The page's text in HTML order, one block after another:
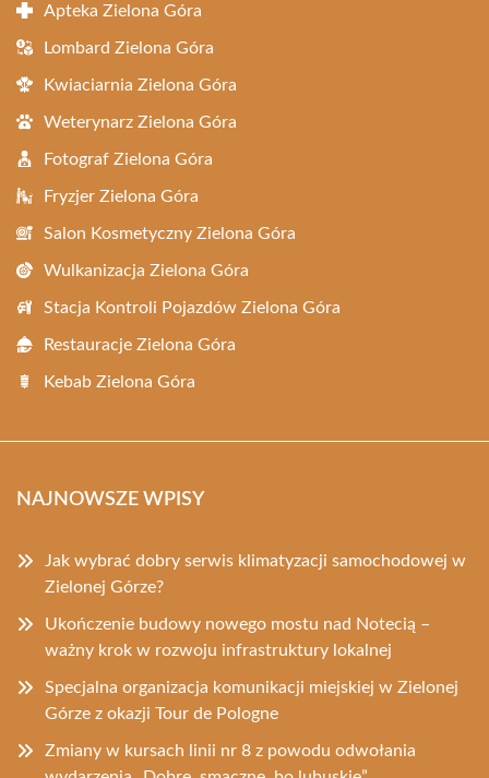
Apteka Zielona Góra
Lombard Zielona Góra
Kwiaciarnia Zielona Góra
Weterynarz Zielona Góra
Fotograf Zielona Góra
Fryzjer Zielona Góra
Salon Kosmetyczny Zielona Góra
Wulkanizacja Zielona Góra
Stacja Kontroli Pojazdów Zielona Góra
Restauracje Zielona Góra
Kebab Zielona Góra
NAJNOWSZE WPISY
Jak wybrać dobry serwis klimatyzacji samochodowej w
Zielonej Górze?
Ukończenie budowy nowego mostu nad Notecią –
ważny krok w rozwoju infrastruktury lokalnej
Specjalna organizacja komunikacji miejskiej w Zielonej
Górze z okazji Tour de Pologne
Zmiany w kursach linii nr 8 z powodu odwołania